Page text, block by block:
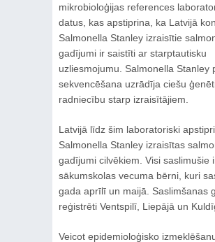
mikrobioloģijas references
datus, kas apstiprina, ka Latvijā
Salmonella Stanley izraisītie
gadījumi ir saistīti ar starptautisku
uzliesmojumu. Salmonella Stanley
sekvencēšana uzrādīja ciešu
radniecību starp izraisītājiem.
Latvijā līdz šim laboratoriski
Salmonella Stanley izraisītas
gadījumi cilvēkiem. Visi saslimušie
sākumskolas vecuma bērni, kuri
gada aprīlī un maijā. Saslimšanas
reģistrēti Ventspilī, Liepājā un
Veicot epidemioloģisko